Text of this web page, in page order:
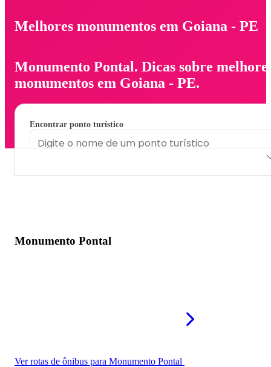
Melhores monumentos em Goiana - PE
Monumento Pontal. Dicas sobre
monumentos em Goiana - PE.
Encontrar ponto turístico
Monumento Pontal
Ver rotas de ônibus para Monumento Pontal